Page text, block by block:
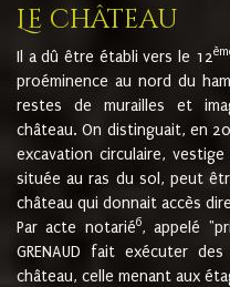
Le château
Il a dû être établi vers le 12
proéminence au nord du
restes de murailles et
château. On distinguait, en
excavation circulaire,
située au ras du sol, peut
château qui donnait accès
Par acte notarié6, appelé
GRENAUD fait exécuter
château, celle menant aux